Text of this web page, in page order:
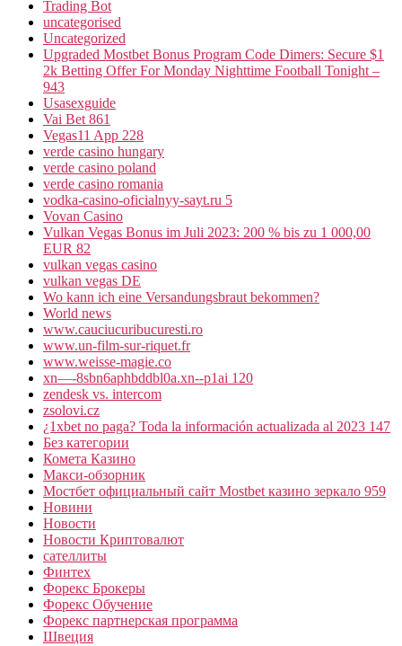
Trading Bot
uncategorised
Uncategorized
Upgraded Mostbet Bonus Program Code Dimers: Secure $1
2k Betting Offer For Monday Nighttime Football Tonight –
943
Usasexguide
Vai Bet 861
Vegas11 App 228
verde casino hungary
verde casino poland
verde casino romania
vodka-casino-oficialnyy-sayt.ru 5
Vovan Casino
Vulkan Vegas Bonus im Juli 2023: 200 % bis zu 1 000,00
EUR 82
vulkan vegas casino
vulkan vegas DE
Wo kann ich eine Versandungsbraut bekommen?
World news
www.cauciucuribucuresti.ro
www.un-film-sur-riquet.fr
www.weisse-magie.co
xn—-8sbn6aphbddbl0a.xn--p1ai 120
zendesk vs. intercom
zsolovi.cz
¿1xbet no paga? Toda la información actualizada al 2023 147
Без категории
Комета Казино
Макси-обзорник
Мостбет официальный сайт Mostbet казино зеркало 959
Новини
Новости
Новости Криптовалют
сателлиты
Финтех
Форекс Брокеры
Форекс Обучение
Форекс партнерская программа
Швеция